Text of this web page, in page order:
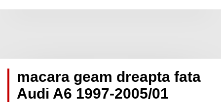
macara geam dreapta fata
Audi A6 1997-2005/01